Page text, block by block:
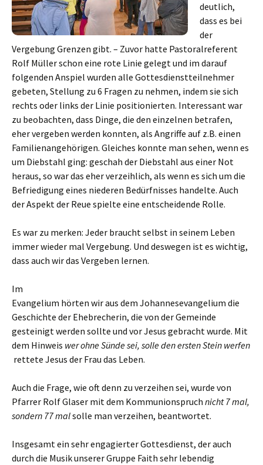
deutlich,
dass es bei
der
Vergebung Grenzen gibt. – Zuvor hatte Pastoralreferent
Rolf Müller schon eine rote Linie gelegt und im darauf
folgenden Anspiel wurden alle Gottesdienstteilnehmer
gebeten, Stellung zu 6 Fragen zu nehmen, indem sie sich
rechts oder links der Linie positionierten. Interessant war
zu beobachten, dass Dinge, die den einzelnen betrafen,
eher vergeben werden konnten, als Angriffe auf z.B. einen
Familienangehörigen. Gleiches konnte man sehen, wenn es
um Diebstahl ging: geschah der Diebstahl aus einer Not
heraus, so war das eher verzeihlich, als wenn es sich um die
Befriedigung eines niederen Bedürfnisses handelte. Auch
der Aspekt der Reue spielte eine entscheidende Rolle.
Es war zu merken: Jeder braucht selbst in seinem Leben
immer wieder mal Vergebung. Und deswegen ist es wichtig,
dass auch wir das Vergeben lernen.
Im
Evangelium hörten wir aus dem Johannesevangelium die
Geschichte der Ehebrecherin, die von der Gemeinde
gesteinigt werden sollte und vor Jesus gebracht wurde. Mit
dem Hinweis wer ohne Sünde sei, solle den ersten Stein werfen
rettete Jesus der Frau das Leben.
Auch die Frage, wie oft denn zu verzeihen sei, wurde von
Pfarrer Rolf Glaser mit dem Kommunionspruch nicht 7 mal,
sondern 77 malsolle man verzeihen, beantwortet.
Insgesamt ein sehr engagierter Gottesdienst, der auch
durch die Musik unserer Gruppe Faith sehr lebendig